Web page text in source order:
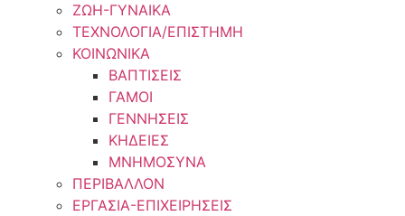
ΖΩΗ-ΓΥΝΑΙΚΑ
ΤΕΧΝΟΛΟΓΙΑ/ΕΠΙΣΤΗΜΗ
ΚΟΙΝΩΝΙΚΑ
ΒΑΠΤΙΣΕΙΣ
ΓΑΜΟΙ
ΓΕΝΝΗΣΕΙΣ
ΚΗΔΕΙΕΣ
ΜΝΗΜΟΣΥΝΑ
ΠΕΡΙΒΑΛΛΟΝ
ΕΡΓΑΣΙΑ-ΕΠΙΧΕΙΡΗΣΕΙΣ